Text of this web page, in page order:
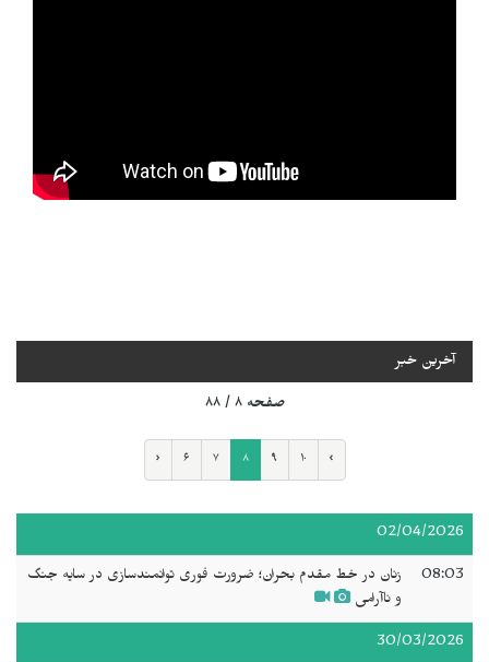
آخرین خبر
صفحه ۸ / ۸۸
‹ ۶ ۷ ۸ ۹ ۱۰ ›
02/04/2026
08:03
زنان در خط مقدم بحران؛ ضرورت فوری توانمندسازی در سایه جنگ
و ناآرامی
30/03/2026